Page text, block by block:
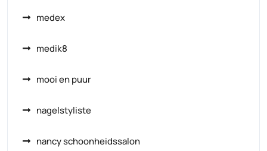
medex
medik8
mooi en puur
nagelstyliste
nancy schoonheidssalon